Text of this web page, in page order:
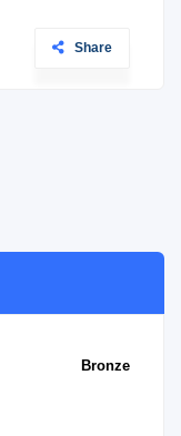
Share
Bronze